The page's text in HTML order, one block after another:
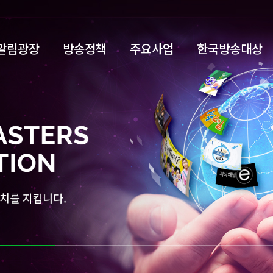
림광장 방송정책 주요사업 한국방송대상